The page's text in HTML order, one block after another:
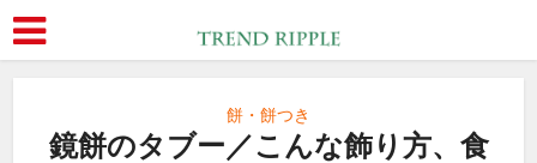
餅・餅つき
鏡餅のタブー／こんな飾り方、食